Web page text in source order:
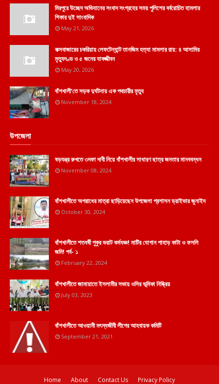
মিরপুরে উচ্ছেদ অভিযানের সংবাদ সংগ্রহের সময় পুলিশের বর্বরোচিত হামলার
শিকার দুই সাংবাদিক
May 21, 2026
কক্সবাজারের চকরিয়ায় লেফটেন্যান্ট তানজিম হত্যা মামলার রায়: ৪ আসামির
মৃত্যুদণ্ড ও ৫ জনের যাবজ্জীবন
May 20, 2026
বাঁশখালী'তে সড়ক দুর্ঘটনায় এক পথচারীর মৃত্যু
November 18, 2024
উপজেলা
ষড়যন্ত্র রুখতে ৩দফা দাবী নিয়ে বাঁশখালীর সাধারণ ছাত্র জনতার মানববন্ধন
November 08, 2024
বাঁশখালীতে অপরাধের মাত্রা ছাড়িয়েছেন উপজেলা প্রশাসন ড্রাইভার জুনাইদ
October 30, 2024
বাঁশখালীতে শতবর্ষী পুকুর ভরাট কর্মযজ্ঞ! মাটির যোগান পাহাড় কাটা ও ফসলি
জমি! পর্ব- ১
February 22, 2024
বাঁশখালীতে জামায়াতে ইসলামীর সভায় ওসির ভূমিকা নিষ্ক্রিয়
July 03, 2023
বাঁশখালীতে আওয়ামী মৎস্যজীবী লীগের আহবায়ক কমিটি
September 21, 2021
Home About Contact Us Privacy Policy